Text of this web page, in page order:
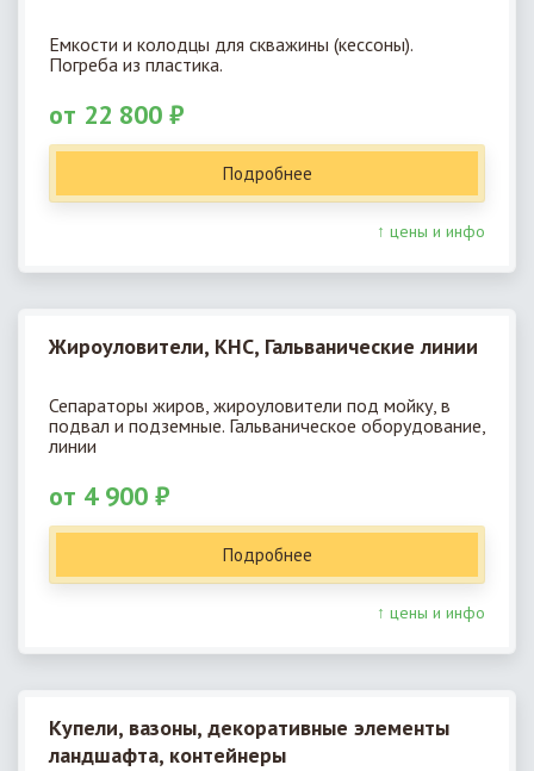
Емкости и колодцы для скважины (кессоны).
Погреба из пластика.
от 22 800 ₽
Подробнее
↑ цены и инфо
Жироуловители, КНС, Гальванические линии
Сепараторы жиров, жироуловители под мойку, в
подвал и подземные. Гальваническое оборудование,
линии
от 4 900 ₽
Подробнее
↑ цены и инфо
Купели, вазоны, декоративные элементы
ландшафта, контейнеры